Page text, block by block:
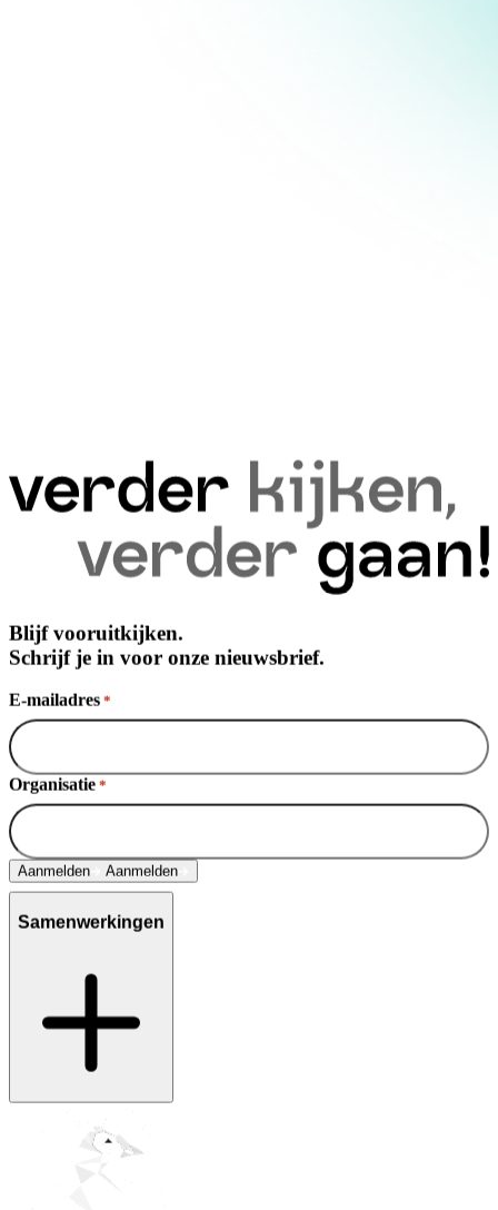
Blijf vooruitkijken.
Schrijf je in voor onze nieuwsbrief.
E-mailadres *
Organisatie *
Aanmelden Aanmelden
Samenwerkingen